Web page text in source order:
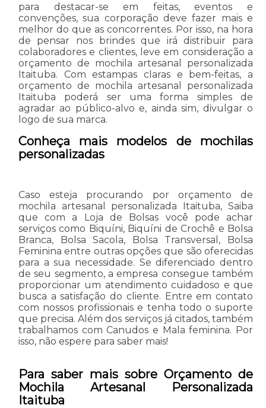
para destacar-se em feitas, eventos e
convenções, sua corporação deve fazer mais e
melhor do que as concorrentes. Por isso, na hora
de pensar nos brindes que irá distribuir para
colaboradores e clientes, leve em consideração a
orçamento de mochila artesanal personalizada
Itaituba. Com estampas claras e bem-feitas, a
orçamento de mochila artesanal personalizada
Itaituba poderá ser uma forma simples de
agradar ao público-alvo e, ainda sim, divulgar o
logo de sua marca.
Conheça mais modelos de mochilas
personalizadas
Caso esteja procurando por orçamento de
mochila artesanal personalizada Itaituba, Saiba
que com a Loja de Bolsas você pode achar
serviços como Biquíni, Biquíni de Crochê e Bolsa
Branca, Bolsa Sacola, Bolsa Transversal, Bolsa
Feminina entre outras opções que são oferecidas
para a sua necessidade. Se diferenciado dentro
de seu segmento, a empresa consegue também
proporcionar um atendimento cuidadoso e que
busca a satisfação do cliente. Entre em contato
com nossos profissionais e tenha todo o suporte
que precisa. Além dos serviços já citados, também
trabalhamos com Canudos e Mala feminina. Por
isso, não espere para saber mais!
Para saber mais sobre Orçamento de
Mochila Artesanal Personalizada
Itaituba